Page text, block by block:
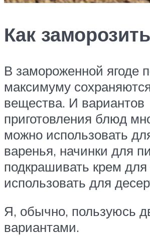
Как
В замороженной ягоде
максимуму
вещества. И вариантов
приготовления блюд
можно использовать
варенья, начинки для
подкрашивать крем для
использовать для
Я, обычно, пользуюсь
вариантами.